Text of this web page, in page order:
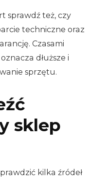
sprawdź też, czy
techniczne oraz
Czasami
dłuższe i
sprzętu.
sklep
kilka źródeł